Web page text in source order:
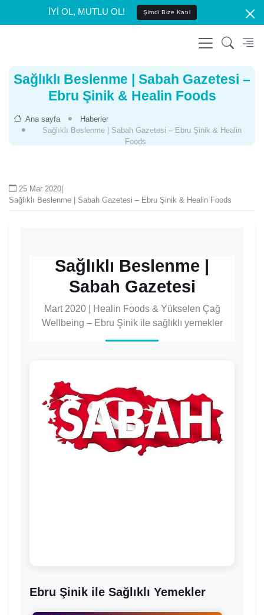
İYİ OL, MUTLU OL! Şimdi Bize Katıl
Sağlıklı Beslenme | Sabah Gazetesi –
Ebru Şinik & Healin Foods
Ana sayfa
Haberler
Sağlıklı Beslenme | Sabah Gazetesi – Ebru Şinik & Healin
Foods
25 Mar 2020
Sağlıklı Beslenme | Sabah Gazetesi – Ebru Şinik & Healin Foods
Sağlıklı Beslenme |
Sabah Gazetesi
Mart 2020 | Healin Foods & Yükselen Çağ
Wellbeing – Ebru Şinik ile sağlıklı yemekler
Ebru Şinik ile Sağlıklı Yemekler